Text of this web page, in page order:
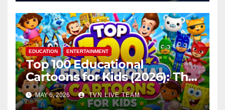
EDUCATION ENTERTAINMENT
Top 100 Educational
Cartoons for Kids (2026): The
Ultimate Learning Shows List
Every Parent Should Know
MAY 6, 2026 TVN LIVE TEAM